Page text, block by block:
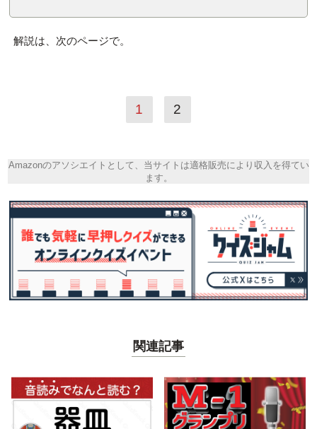
解説は、次のページで。
1 2
Amazonのアソシエイトとして、当サイトは適格販売により収入を得てい
ます。
関連記事